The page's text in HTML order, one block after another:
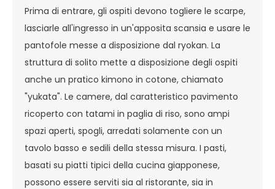
Prima di entrare, gli ospiti devono togliere le scarpe,
lasciarle all'ingresso in un'apposita scansia e usare le
pantofole messe a disposizione dal ryokan. La
struttura di solito mette a disposizione degli ospiti
anche un pratico kimono in cotone, chiamato
"yukata". Le camere, dal caratteristico pavimento
ricoperto con tatami in paglia di riso, sono ampi
spazi aperti, spogli, arredati solamente con un
tavolo basso e sedili della stessa misura. I pasti,
basati su piatti tipici della cucina giapponese,
possono essere serviti sia al ristorante, sia in